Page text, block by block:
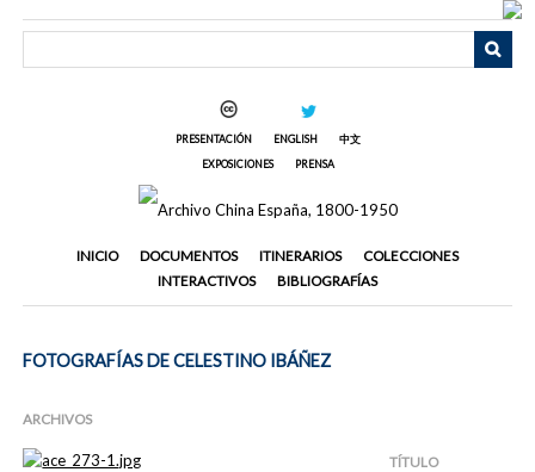
PRESENTACIÓN ENGLISH
中文
EXPOSICIONES
PRENSA
INICIO DOCUMENTOS ITINERARIOS
COLECCIONES
INTERACTIVOS
BIBLIOGRAFÍAS
FOTOGRAFÍAS DE CELESTINO IBÁÑEZ
ARCHIVOS
TÍTULO